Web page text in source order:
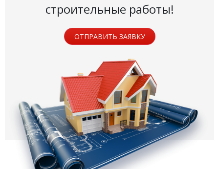
строительные работы!
ОТПРАВИТЬ ЗАЯВКУ